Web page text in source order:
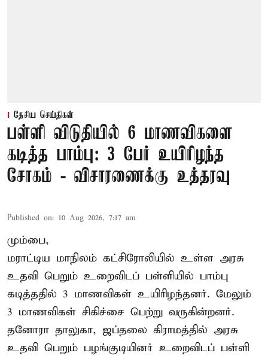
தேசிய செய்திகள்
பள்ளி விடுதியில் 6 மாணவிகளை
கடித்த பாம்பு: 3 பேர் உயிரிழந்த
சோகம் - விசாரணைக்கு உத்தரவு
Published on: 10 Aug 2026, 7:17 am
மும்பை,
மராட்டிய மாநிலம் கட்சிரோலியில் உள்ள அரசு
உதவி பெறும் உறைவிடப் பள்ளியில் பாம்பு
கடித்ததில் 3 மாணவிகள் உயிரிழந்தனர். மேலும்
3 மாணவிகள் சிகிச்சை பெற்று வருகின்றனர்.
தனோரா தாலுகா, ஜப்தலை கிராமத்தில் அரசு
உதவி பெறும் பழங்குடியினர் உறைவிடப் பள்ளி